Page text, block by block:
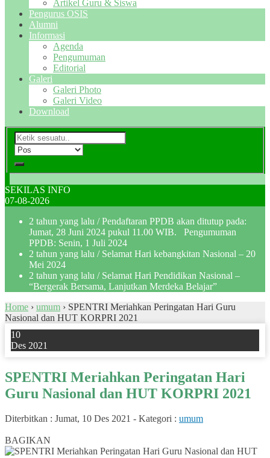
Artikel Guru & Siswa
Pengurus OSIS
Alumni
Informasi
Agenda
Pengumuman
Editorial
Galeri
Galeri Photo
Galeri Video
Download
SEKILAS INFO
07-08-2026
2 tahun yang lalu / Pendaftaran PPDB akan ditutup pada:
Jumat, 28 Juni 2024 pukul 11.00 WIB. Pengumuman
PPDB: Senin, 1 Juli 2024
2 tahun yang lalu / Selamat Hari kebangkitan Nasional – 20
Mei 2024
2 tahun yang lalu / Selamat Hari Pendidikan Nasional –
“Bergerak Bersama, Lanjutkan Merdeka Belajar”
Home › umum › SPENTRI Meriahkan Peringatan Hari Guru
Nasional dan HUT KORPRI 2021
10
Des 2021
SPENTRI Meriahkan Peringatan Hari
Guru Nasional dan HUT KORPRI 2021
Diterbitkan : Jumat, 10 Des 2021 - Kategori : umum
BAGIKAN